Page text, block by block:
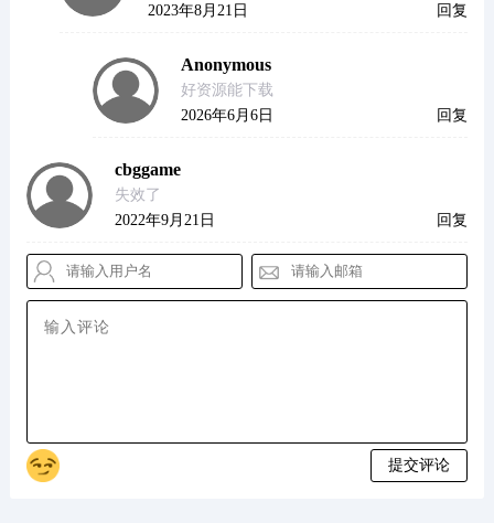
2023年8月21日
回复
Anonymous
好资源能下载
2026年6月6日
回复
cbggame
失效了
2022年9月21日
回复